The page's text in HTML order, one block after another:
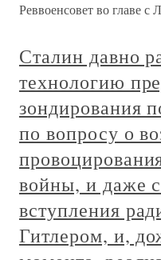
Реввоенсовет во главе с
Сталин давно
технологию
зондирования
по вопросу о
войны, и даже
вступления
Гитлером, и,